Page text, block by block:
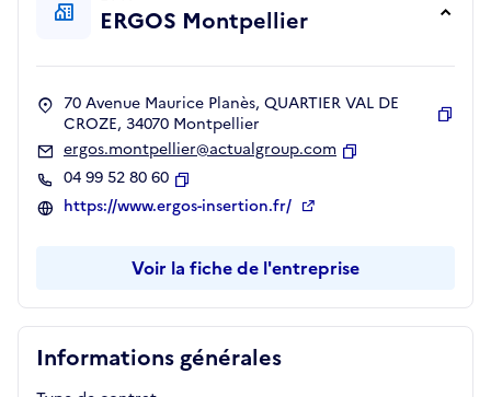
Informations générales
ERGOS Montpellier
70 Avenue Maurice Planès, QUARTIER VAL DE
CROZE, 34070 Montpellier
ergos.montpellier@actualgroup.com
04 99 52 80 60
Copier
https://www.ergos-insertion.fr/
Voir la fiche de l'entreprise